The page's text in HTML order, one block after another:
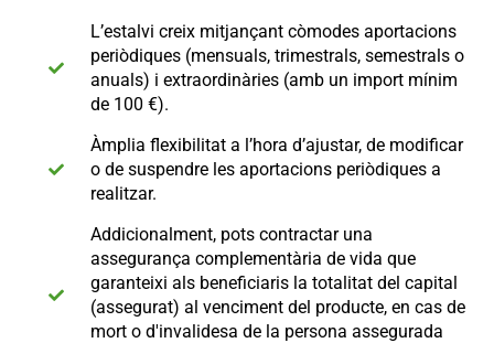
L’estalvi creix mitjançant còmodes aportacions
periòdiques (mensuals, trimestrals, semestrals o
anuals) i extraordinàries (amb un import mínim
de 100 €).
Àmplia flexibilitat a l’hora d’ajustar, de modificar
o de suspendre les aportacions periòdiques a
realitzar.
Addicionalment, pots contractar una
assegurança complementària de vida que
garanteixi als beneficiaris la totalitat del capital
(assegurat) al venciment del producte, en cas de
mort o d'invalidesa de la persona assegurada